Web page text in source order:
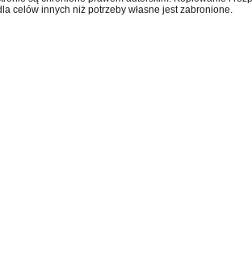
celów innych niż potrzeby własne jest zabronione.